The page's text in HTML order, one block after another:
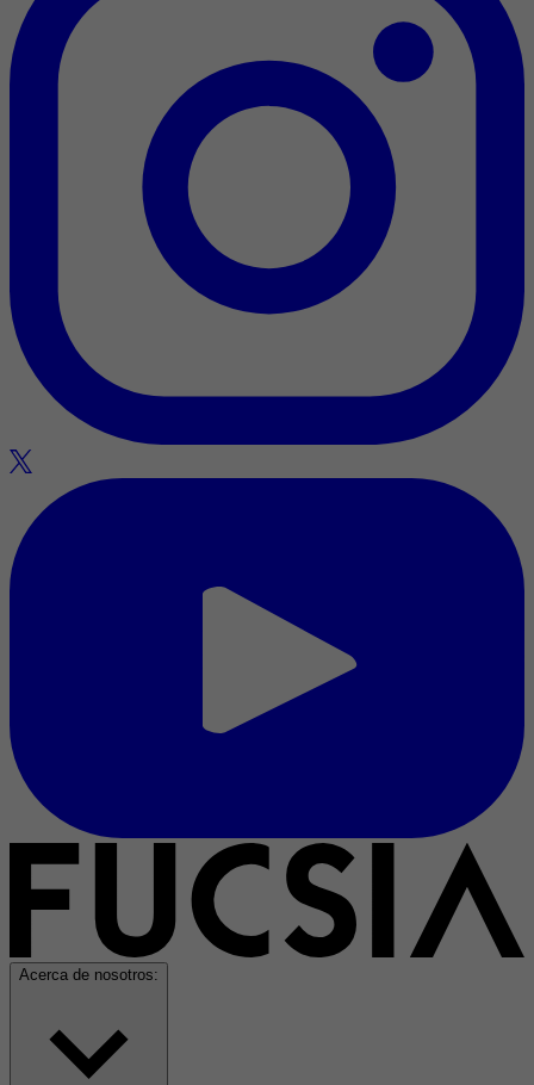
Acerca de nosotros: